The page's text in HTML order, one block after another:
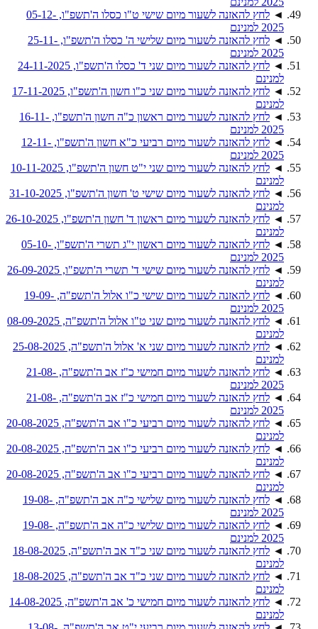
◄
לחץ להאזנה לשעור מיום שישי ט"ו כסלו ה'תשפ"ו, 05-12-
2025 למנינם
◄
לחץ להאזנה לשעור מיום שלישי ה' כסלו ה'תשפ"ו, 25-11-
2025 למנינם
◄
לחץ להאזנה לשעור מיום שני ד' כסלו ה'תשפ"ו, 24-11-2025
למנינם
◄
לחץ להאזנה לשעור מיום שני כ"ו חשון ה'תשפ"ו, 17-11-2025
למנינם
◄
לחץ להאזנה לשעור מיום ראשון כ"ה חשון ה'תשפ"ו, 16-11-
2025 למנינם
◄
לחץ להאזנה לשעור מיום רביעי כ"א חשון ה'תשפ"ו, 12-11-
2025 למנינם
◄
לחץ להאזנה לשעור מיום שני י"ט חשון ה'תשפ"ו, 10-11-2025
למנינם
◄
לחץ להאזנה לשעור מיום שישי ט' חשון ה'תשפ"ו, 31-10-2025
למנינם
◄
לחץ להאזנה לשעור מיום ראשון ד' חשון ה'תשפ"ו, 26-10-2025
למנינם
◄
לחץ להאזנה לשעור מיום ראשון י"ג תשרי ה'תשפ"ו, 05-10-
2025 למנינם
◄
לחץ להאזנה לשעור מיום שישי ד' תשרי ה'תשפ"ו, 26-09-2025
למנינם
◄
לחץ להאזנה לשעור מיום שישי כ"ו אלול ה'תשפ"ה, 19-09-
2025 למנינם
◄
לחץ להאזנה לשעור מיום שני ט"ו אלול ה'תשפ"ה, 08-09-2025
למנינם
◄
לחץ להאזנה לשעור מיום שני א' אלול ה'תשפ"ה, 25-08-2025
למנינם
◄
לחץ להאזנה לשעור מיום חמישי כ"ז אב ה'תשפ"ה, 21-08-
2025 למנינם
◄
לחץ להאזנה לשעור מיום חמישי כ"ז אב ה'תשפ"ה, 21-08-
2025 למנינם
◄
לחץ להאזנה לשעור מיום רביעי כ"ו אב ה'תשפ"ה, 20-08-2025
למנינם
◄
לחץ להאזנה לשעור מיום רביעי כ"ו אב ה'תשפ"ה, 20-08-2025
למנינם
◄
לחץ להאזנה לשעור מיום רביעי כ"ו אב ה'תשפ"ה, 20-08-2025
למנינם
◄
לחץ להאזנה לשעור מיום שלישי כ"ה אב ה'תשפ"ה, 19-08-
2025 למנינם
◄
לחץ להאזנה לשעור מיום שלישי כ"ה אב ה'תשפ"ה, 19-08-
2025 למנינם
◄
לחץ להאזנה לשעור מיום שני כ"ד אב ה'תשפ"ה, 18-08-2025
למנינם
◄
לחץ להאזנה לשעור מיום שני כ"ד אב ה'תשפ"ה, 18-08-2025
למנינם
◄
לחץ להאזנה לשעור מיום חמישי כ' אב ה'תשפ"ה, 14-08-2025
למנינם